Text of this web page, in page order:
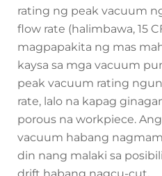
rating ng peak vacuum
flow rate (halimbawa, 15
magpapakita ng mas
kaysa sa mga vacuum
peak vacuum rating
rate, lalo na kapag
porous na workpiece.
vacuum habang
din nang malaki sa
drift habang nagcu-cut.